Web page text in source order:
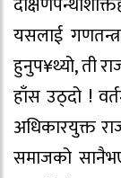
यसलाई
हुनुप¥थ्यो, ती
हाँस उठ्दो !
अधिकारयुक्त
समाजको